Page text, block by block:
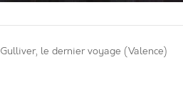
Gulliver, le dernier voyage (Valence)